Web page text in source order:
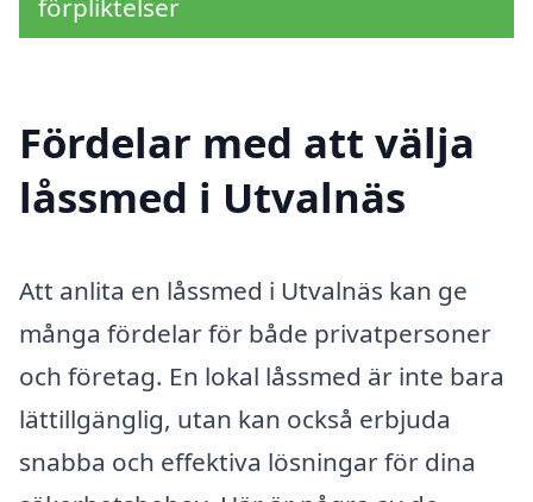
förpliktelser
Fördelar med att välja
låssmed i Utvalnäs
Att anlita en låssmed i Utvalnäs kan ge
många fördelar för både privatpersoner
och företag. En lokal låssmed är inte bara
lättillgänglig, utan kan också erbjuda
snabba och effektiva lösningar för dina